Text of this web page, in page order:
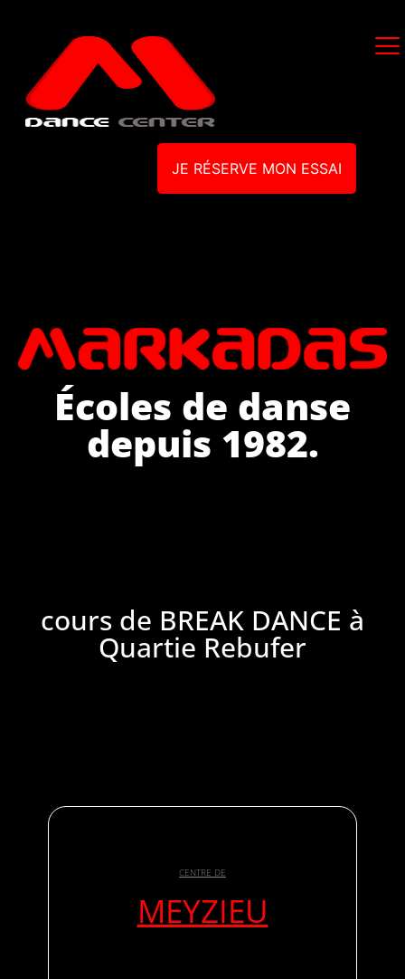
JE RÉSERVE MON ESSAI
Écoles de danse
depuis 1982.
cours de BREAK DANCE à
Quartie Rebufer
CENTRE DE
MEYZIEU